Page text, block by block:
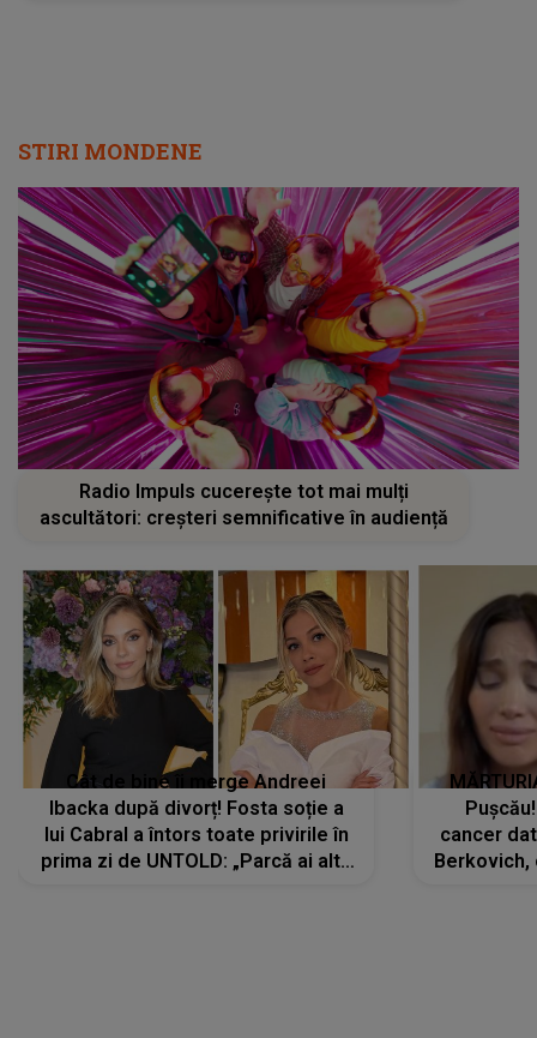
STIRI MONDENE
Radio Impuls cucerește tot mai mulți
ascultători: creșteri semnificative în audiență
Cât de bine îi merge Andreei
Ibacka după divorț! Fosta soție a
lui Cabral a întors toate privirile în
prima zi de UNTOLD: „Parcă ai altă
cancer